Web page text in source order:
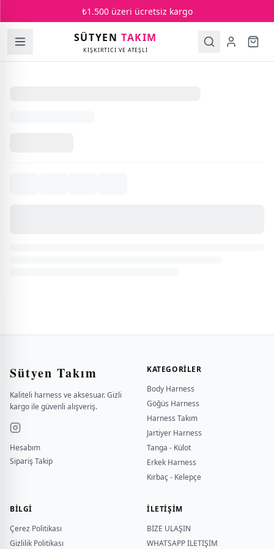
₺1.500 üzeri ücretsiz kargo
SÜTYENTAKIM
KIŞKIRTICI VE ATEŞLİ
Sütyen Takım
Kaliteli harness ve aksesuar. Gizli
kargo ile güvenli alışveriş.
Hesabım
Sipariş Takip
KATEGORILER
Body Harness
Göğüs Harness
Harness Takım
Jartiyer Harness
Tanga - Külot
Erkek Harness
Kırbaç - Kelepçe
BILGI
Çerez Politikası
Gizlilik Politikası
İLETİŞİM
BİZE ULAŞIN
WHATSAPP İLETİŞİM